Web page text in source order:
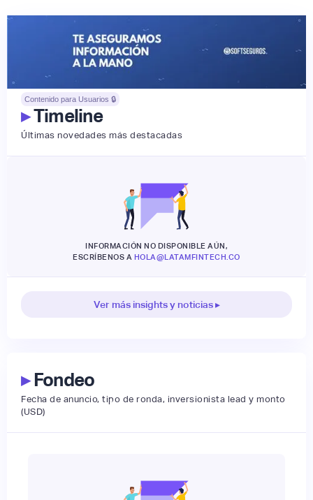
Contenido para Usuarios 🔒
▸Timeline
Últimas novedades más destacadas
INFORMACIÓN NO DISPONIBLE AÚN,
ESCRÍBENOS A HOLA@LATAMFINTECH.CO
Ver más insights y noticias ▸
▸Fondeo
Fecha de anuncio, tipo de ronda, inversionista lead y monto
(USD)